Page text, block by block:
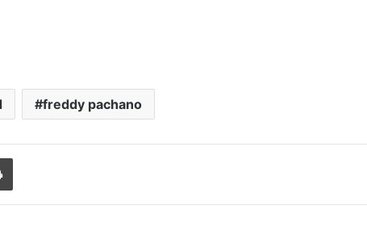
freddy pachano
electrónico
Imprimir